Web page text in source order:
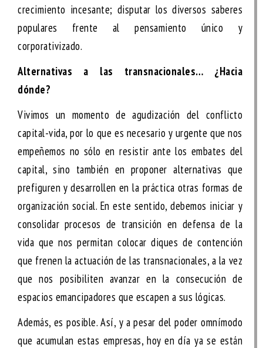
crecimiento incesante; disputar los diversos saberes
populares frente al pensamiento único y
corporativizado.
Alternativas a las transnacionales… ¿Hacia
dónde?
Vivimos un momento de agudización del conflicto
capital-vida, por lo que es necesario y urgente que nos
empeñemos no sólo en resistir ante los embates del
capital, sino también en proponeralternativas que
prefiguren y desarrollen en la práctica otras formas de
organización social. En este sentido, debemos iniciar y
consolidar procesos de transición en defensa de la
vida que nos permitan colocardiques de contención
que frenen la actuación de las transnacionales, a la vez
que nos posibiliten avanzar en la consecución de
espacios emancipadores que escapen a sus lógicas.
Además, es posible. Así, y a pesar del poder omnímodo
que acumulan estas empresas, hoy en día ya se están